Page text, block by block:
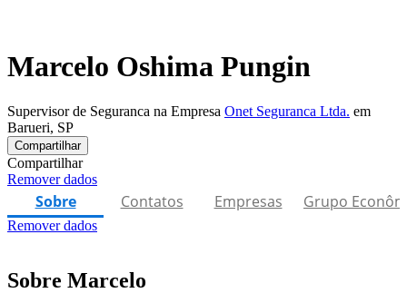
Marcelo Oshima Pungin
Supervisor de Seguranca na Empresa Onet Seguranca Ltda. em
Barueri, SP
Compartilhar
Compartilhar
Remover dados
Sobre Contatos Empresas Grupo
Remover dados
Sobre Marcelo